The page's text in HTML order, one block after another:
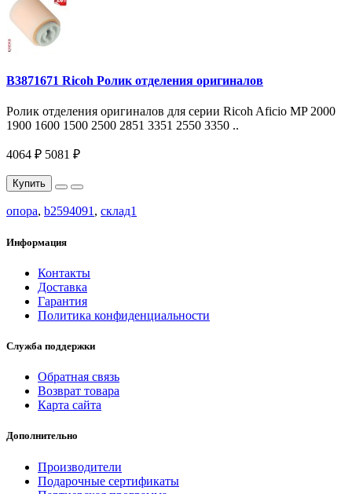
B3871671 Ricoh Ролик отделения оригиналов
Ролик отделения оригиналов для серии Ricoh Aficio MP 2000
1900 1600 1500 2500 2851 3351 2550 3350 ..
4064 ₽ 5081 ₽
Купить
опора, b2594091, склад1
Информация
Контакты
Доставка
Гарантия
Политика конфиденциальности
Служба поддержки
Обратная связь
Возврат товара
Карта сайта
Дополнительно
Производители
Подарочные сертификаты